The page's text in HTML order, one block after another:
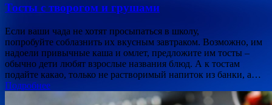
Тосты с творогом и грушами
Если ваши чада не хотят просыпаться в школу,
попробуйте соблазнить их вкусным завтраком. Возможно, им
надоели привычные каша и омлет, предложите им тосты –
обычно дети любят взрослые названия блюд. А к тостам
подайте какао, только не растворимый напиток из банки, а…
Подробнее